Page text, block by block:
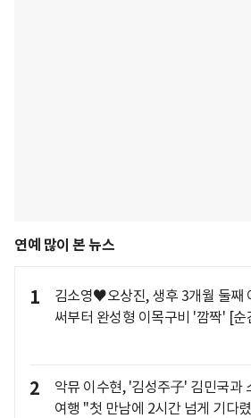
연예 많이 본 뉴스
1
김소영♥오상진, 생후 3개월 둘째
써부터 완성형 이목구비 '깜짝' [순
2
악뮤 이수현, '김성주子' 김민국과
여행 "첫 만남에 2시간 넘게 기다